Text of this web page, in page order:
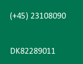
(+45) 23108090
DK82289011